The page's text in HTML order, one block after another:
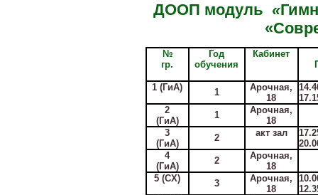
ДООП модуль «
№
гр.
Год
обучения
Кабинет
1 (ГиА) 1
Арочная,
18
2
(ГиА)
1
Арочная,
18
3
(ГиА)
2 акт зал
4
(ГиА)
2
Арочная,
18
5 (СХ) 3
Арочная,
18